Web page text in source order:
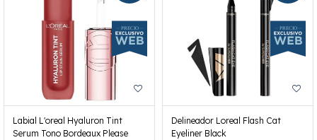
Labial L'oreal Hyaluron Tint
Serum Tono Bordeaux Please
Delineador Loreal Flash Cat
Eyeliner Black